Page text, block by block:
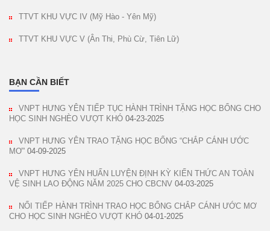
TTVT KHU VỰC IV (Mỹ Hào - Yên Mỹ)
TTVT KHU VỰC V (Ân Thi, Phù Cừ, Tiên Lữ)
BẠN CẦN BIẾT
VNPT HƯNG YÊN TIẾP TỤC HÀNH TRÌNH TẶNG HỌC BỔNG CHO
HỌC SINH NGHÈO VƯỢT KHÓ 04-23-2025
VNPT HƯNG YÊN TRAO TẶNG HỌC BỔNG “CHẮP CÁNH ƯỚC
MƠ” 04-09-2025
VNPT HƯNG YÊN HUẤN LUYỆN ĐỊNH KỲ KIẾN THỨC AN TOÀN
VỆ SINH LAO ĐỘNG NĂM 2025 CHO CBCNV 04-03-2025
NỐI TIẾP HÀNH TRÌNH TRAO HỌC BỔNG CHẮP CÁNH ƯỚC MƠ
CHO HỌC SINH NGHÈO VƯỢT KHÓ 04-01-2025